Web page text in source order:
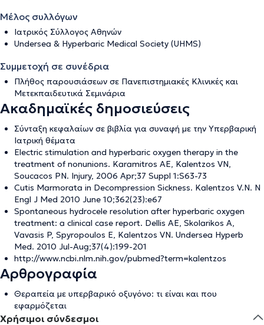
Μέλος συλλόγων
Ιατρικός Σύλλογος Αθηνών
Undersea & Hyperbaric Medical Society (UHMS)
Συμμετοχή σε συνέδρια
Πλήθος παρουσιάσεων σε Πανεπιστημιακές Κλινικές και
Μετεκπαιδευτικά Σεμινάρια
Ακαδημαϊκές δημοσιεύσεις
Σύνταξη κεφαλαίων σε βιβλία για συναφή με την Υπερβαρική
Ιατρική θέματα
Electric stimulation and hyperbaric oxygen therapy in the
treatment of nonunions. Karamitros AE, Kalentzos VN,
Soucacos PN. Injury, 2006 Apr;37 Suppl 1:S63-73
Cutis Marmorata in Decompression Sickness. Kalentzos V.N. N
Engl J Med 2010 June 10;362(23):e67
Spontaneous hydrocele resolution after hyperbaric oxygen
treatment: a clinical case report. Dellis AE, Skolarikos A,
Vavasis P, Spyropoulos E, Kalentzos VN. Undersea Hyperb
Med. 2010 Jul-Aug;37(4):199-201
http://www.ncbi.nlm.nih.gov/pubmed?term=kalentzos
Αρθρογραφία
Θεραπεία με υπερβαρικό οξυγόνο: τι είναι και που
εφαρμόζεται
Χρήσιμοι σύνδεσμοι